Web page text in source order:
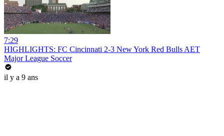
7:29
HIGHLIGHTS: FC Cincinnati 2-3 New York Red Bulls AET
Major League Soccer
il y a 9 ans